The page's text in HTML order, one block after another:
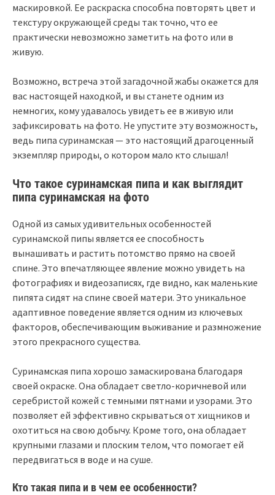
маскировкой. Ее раскраска способна повторять цвет и
текстуру окружающей среды так точно, что ее
практически невозможно заметить на фото или в
живую.
Возможно, встреча этой загадочной жабы окажется для
вас настоящей находкой, и вы станете одним из
немногих, кому удавалось увидеть ее в живую или
зафиксировать на фото. Не упустите эту возможность,
ведь пипа суринамская — это настоящий драгоценный
экземпляр природы, о котором мало кто слышал!
Что такое суринамская пипа и как выглядит
пипа суринамская на фото
Одной из самых удивительных особенностей
суринамской пипы является ее способность
вынашивать и растить потомство прямо на своей
спине. Это впечатляющее явление можно увидеть на
фотографиях и видеозаписях, где видно, как маленькие
пипята сидят на спине своей матери. Это уникальное
адаптивное поведение является одним из ключевых
факторов, обеспечивающим выживание и размножение
этого прекрасного существа.
Суринамская пипа хорошо замаскирована благодаря
своей окраске. Она обладает светло-коричневой или
серебристой кожей с темными пятнами и узорами. Это
позволяет ей эффективно скрываться от хищников и
охотиться на свою добычу. Кроме того, она обладает
крупными глазами и плоским телом, что помогает ей
передвигаться в воде и на суше.
Кто такая пипа и в чем ее особенности?